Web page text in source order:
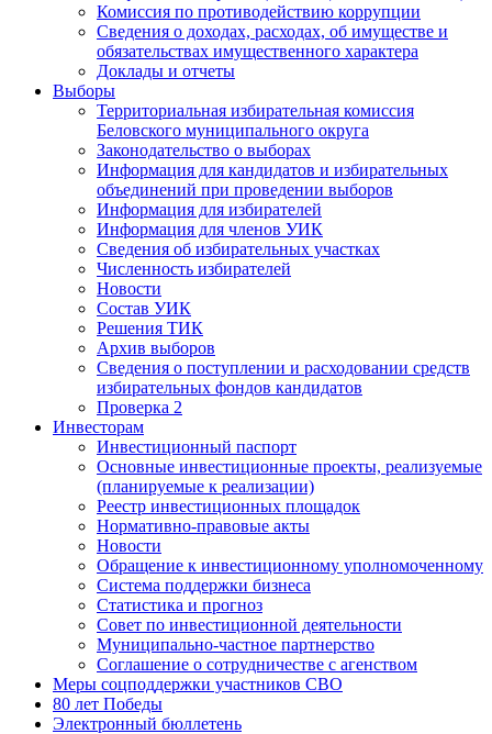
Комиссия по противодействию коррупции
Сведения о доходах, расходах, об имуществе и
обязательствах имущественного характера
Доклады и отчеты
Выборы
Территориальная избирательная комиссия
Беловского муниципального округа
Законодательство о выборах
Информация для кандидатов и избирательных
объединений при проведении выборов
Информация для избирателей
Информация для членов УИК
Сведения об избирательных участках
Численность избирателей
Новости
Состав УИК
Решения ТИК
Архив выборов
Сведения о поступлении и расходовании средств
избирательных фондов кандидатов
Проверка 2
Инвесторам
Инвестиционный паспорт
Основные инвестиционные проекты, реализуемые
(планируемые к реализации)
Реестр инвестиционных площадок
Нормативно-правовые акты
Новости
Обращение к инвестиционному уполномоченному
Система поддержки бизнеса
Статистика и прогноз
Совет по инвестиционной деятельности
Муниципально-частное партнерство
Соглашение о сотрудничестве с агенством
Меры соцподдержки участников СВО
80 лет Победы
Электронный бюллетень